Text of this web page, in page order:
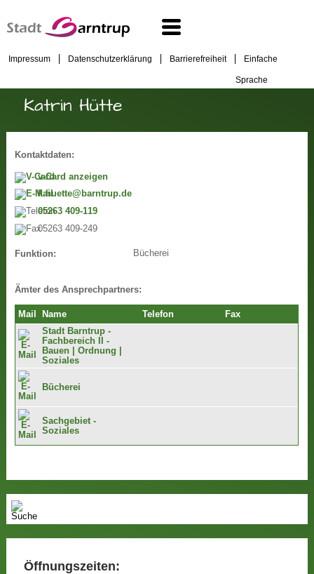
Impressum Datenschutzerklärung Barrierefreiheit Einfache
Sprache
Katrin Hütte
Kontaktdaten:
v-Card anzeigen
k.huette@barntrup.de
05263 409-119
05263 409-249
Funktion: Bücherei
Ämter des Ansprechpartners:
Mail Name Telefon
Fax
Stadt Barntrup -
Fachbereich II -
Bauen | Ordnung |
Soziales
Bücherei
Sachgebiet -
Soziales
Öffnungszeiten: